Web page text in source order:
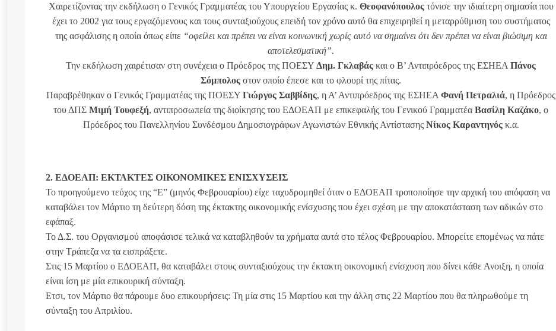
Χαιρετίζοντας την εκδήλωση ο Γενικός Γραμματέας του Υπουργείου Εργασίας κ. Θεοφανόπουλοςτόνισε την ιδιαίτερη σημασία που
έχει το 2002 για τους εργαζόμενους και τους συνταξιούχους επειδή τον χρόνο αυτό θα επιχειρηθεί η μεταρρύθμιση του συστήματος
της ασφάλισης η οποία όπως είπε “οφείλει και πρέπει να είναι κοινωνική χωρίς αυτό να σημαίνει ότι δεν πρέπει να είναι βιώσιμη και
αποτελεσματική”.
Την εκδήλωση χαιρέτισαν στη συνέχεια ο Πρόεδρος της ΠΟΕΣΥ Δημ. Γκλαβάς και ο Β’ Αντιπρόεδρος της ΕΣΗΕΑ Πάνος
Σόμπολος στον οποίο έπεσε και το φλουρί της πίτας.
Παραβρέθηκαν ο Γενικός Γραμματέας της ΠΟΕΣΥ Γιώργος Σαββίδης, η Α’ Αντιπρόεδρος της ΕΣΗΕΑ Φανή Πετραλιά, η Πρόεδρος
του ΔΠΣ Μιμή Τουφεξή, αντιπροσωπεία της διοίκησης του ΕΔΟΕΑΠ με επικεφαλής του Γενικού Γραμματέα Βασίλη Καζάκο, ο
Πρόεδρος του Πανελληνίου Συνδέσμου Δημοσιογράφων Αγωνιστών Εθνικής Αντίστασης Νίκος Καραντηνόςκ.α.
2. ΕΔΟΕΑΠ: ΕΚΤΑΚΤΕΣ ΟΙΚΟΝΟΜΙΚΕΣ ΕΝΙΣΧΥΣΕΙΣ
Το προηγούμενο τεύχος της “Ε” (μηνός Φεβρουαρίου) είχε ταχυδρομηθεί όταν ο ΕΔΟΕΑΠ τροποποίησε την αρχική του απόφαση να
καταβάλει τον Μάρτιο τη δεύτερη δόση της έκτακτης οικονομικής ενίσχυσης που έχει σχέση με την αποκατάσταση των αδικών στο
εφάπαξ.
Το Δ.Σ. του Οργανισμού αποφάσισε τελικά να καταβληθούν τα χρήματα αυτά στο τέλος Φεβρουαρίου. Μπορείτε επομένως να πάτε
στην Τράπεζα να τα εισπράξετε.
Στις 15 Μαρτίου ο ΕΔΟΕΑΠ, θα καταβάλει στους συνταξιούχους την έκτακτη οικονομική ενίσχυση που δίνει κάθε Ανοιξη, η οποία
είναι ίση με μία επικουρική σύνταξη.
Ετσι, τον Μάρτιο θα πάρουμε δυο επικουρήσεις: Τη μία στις 15 Μαρτίου και την άλλη στις 22 Μαρτίου που θα πληρωθούμε τη
σύνταξη του Απριλίου.